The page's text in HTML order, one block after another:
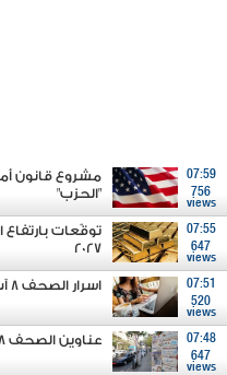
07:59
756
views
مشروع قانون
"الحزب"
07:55
647
views
2027
07:51
520
views
اسرار الصحف 8 آب 2026
07:48
647
views
عناوين الصحف 8 آب 2026